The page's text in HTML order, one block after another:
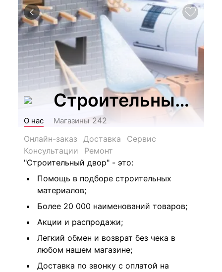
Строительный
О нас Магазины 242
Онлайн-заказ
Доставка
Сервис
Консультации
Ремонт
"Строительный двор" - это:
Помощь в подборе строительных
материалов;
Более 20 000 наименований товаров;
Акции и распродажи;
Легкий обмен и возврат без чека в
любом нашем магазине;
Доставка по звонку с оплатой на